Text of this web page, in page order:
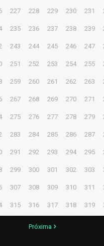
227 228 229 230 231
235 236 237 238 239
243 244 245 246 247
251 252 253 254 255
259 260 261 262 263
267 268 269 270 271
275 276 277 278 279
283 284 285 286 287
291 292 293 294 295
299 300 301 302 303
307 308 309 310 311
315 316 317 318 319
Próxima